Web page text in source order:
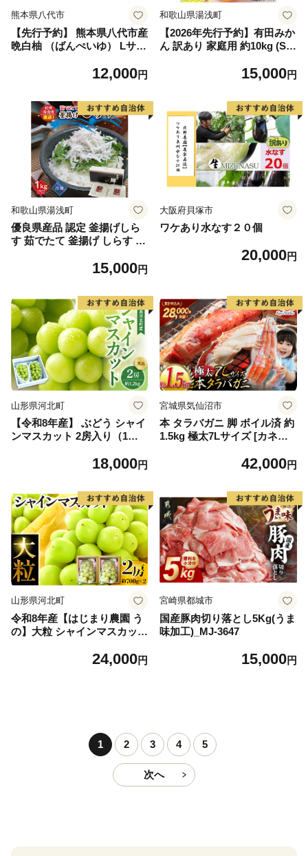
熊本県八代市
【先行予約】 熊本県八代市産
晩白柚 （ばんぺいゆ） Lサイ
もの フルーツ おやつ 特産 熊
12,000円
和歌山県湯浅町
【2026年先行予約】有田みか
ん 訳あり 家庭用 約10kg (S
ん フルーツ 柑橘 果物 果実
6098
15,000円
和歌山県湯浅町
優良県産品 認定 釜揚げしら
す 茹でたて 釜揚げ しらす 無
国産 海の幸 海鮮 魚介 紀州湯
無料_C6035n
15,000円
大阪府貝塚市
ワケあり水なす２０個
20,000円
山形県河北町
【令和8年産】 ぶどう シャイ
ンマスカット 2房入り（1房6
産【山形eLab】 ka074-023-r
18,000円
宮城県気仙沼市
本 タラバガニ 脚 ボイル済 約
1.5kg 極太7Lサイズ [カネダ
6] カニ かに 蟹 たらばがに た
42,000円
山形県河北町
令和8年産【はじまり農園 う
の】大粒 シャインマスカット
河北町産 【河北町観光物産協
24,000円
宮崎県都城市
国産豚肉切り落とし5Kg(うま
味加工)_MJ-3647
15,000円
1 2 3 4 5
次へ